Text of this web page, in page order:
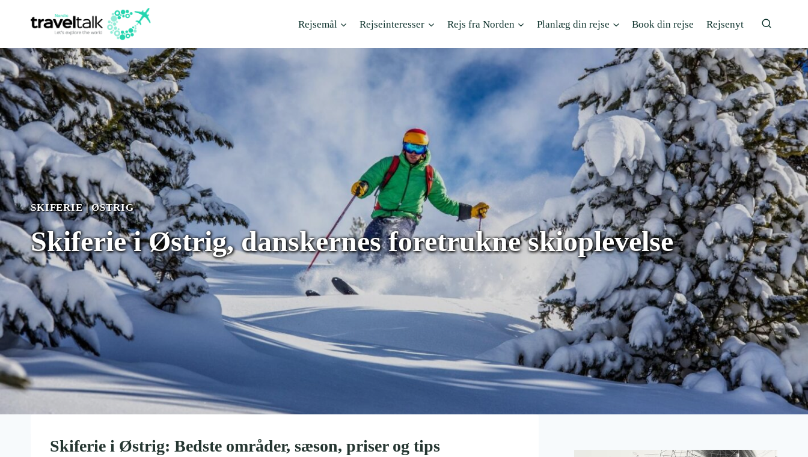
Rejsemål Rejseinteresser Rejs fra Norden Planlæg din rejse Book din rejse Rejsenyt
SKIFERIE|ØSTRIG
Skiferie i Østrig, danskernes foretrukne skioplevelse
Skiferie i Østrig: Bedste områder, sæson, priser og tips